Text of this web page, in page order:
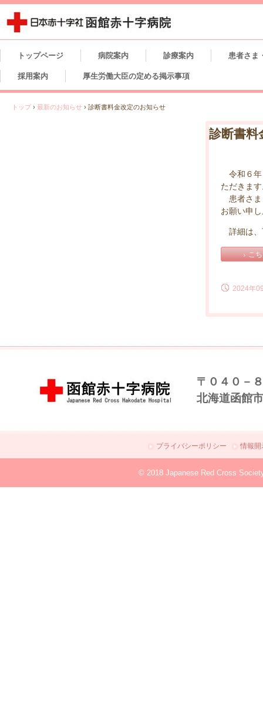
トップページ 病院案内 診療案内 患者さま
採用案内 厚生労働大臣の定める掲示事項
トップ › 最新のお知らせ › 診断書料金改定のお知らせ
診断書料
令和６年
ただきま
患者さま
お願い申
詳細は、
こ
2024年
〒０４０－
北海道函館
プライバシーポリシー 情報開
© 2018 Japanese Red Cross